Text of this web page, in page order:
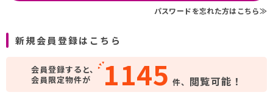
パスワードを忘れた方はこちら≫
新規会員登録はこちら
会員登録すると、
会員限定物件が
1145 件、 閲覧可能！